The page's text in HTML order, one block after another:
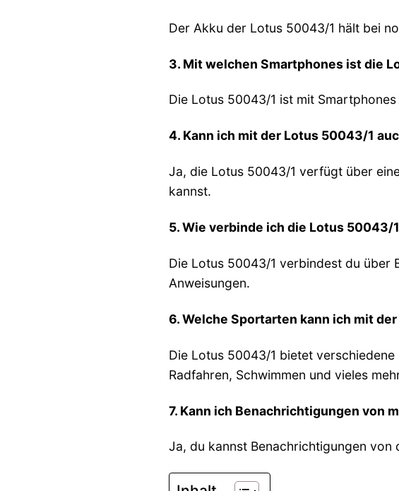
Der Akku der Lotus 50043/1 hält bei
3. Mit welchen Smartphones ist die
Die Lotus 50043/1 ist mit
4. Kann ich mit der Lotus 50043/1
Ja, die Lotus 50043/1 verfügt über
kannst.
5. Wie verbinde ich die Lotus 50043/
Die Lotus 50043/1 verbindest du über
Anweisungen.
6. Welche Sportarten kann ich mit
Die Lotus 50043/1 bietet
Radfahren, Schwimmen und vieles
7. Kann ich Benachrichtigungen von
Ja, du kannst Benachrichtigungen